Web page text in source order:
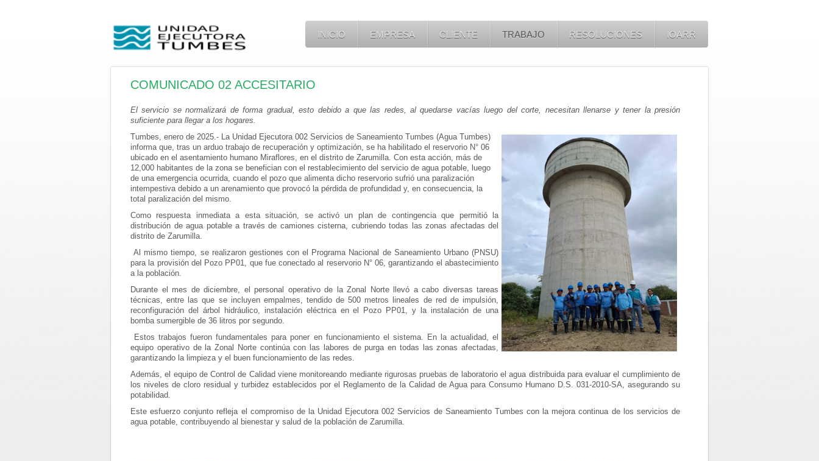
INICIO EMPRESA CLIENTE TRABAJO RESOLUCIONES IOARR
COMUNICADO 02 ACCESITARIO
El servicio se normalizará de forma gradual, esto debido a que las redes, al quedarse vacías luego del corte, necesitan llenarse y tener la presión
suficiente para llegar a los hogares.
Tumbes, enero de 2025.- La Unidad Ejecutora 002 Servicios de Saneamiento Tumbes (Agua Tumbes)
informa que, tras un arduo trabajo de recuperación y optimización, se ha habilitado el reservorio N° 06
ubicado en el asentamiento humano Miraflores, en el distrito de Zarumilla. Con esta acción, más de
12,000 habitantes de la zona se benefician con el restablecimiento del servicio de agua potable, luego
de una emergencia ocurrida, cuando el pozo que alimenta dicho reservorio sufrió una paralización
intempestiva debido a un arenamiento que provocó la pérdida de profundidad y, en consecuencia, la
total paralización del mismo.
Como respuesta inmediata a esta situación, se activó un plan de contingencia que permitió la
distribución de agua potable a través de camiones cisterna, cubriendo todas las zonas afectadas del
distrito de Zarumilla.
Al mismo tiempo, se realizaron gestiones con el Programa Nacional de Saneamiento Urbano (PNSU)
para la provisión del Pozo PP01, que fue conectado al reservorio N° 06, garantizando el abastecimiento
a la población.
Durante el mes de diciembre, el personal operativo de la Zonal Norte llevó a cabo diversas tareas
técnicas, entre las que se incluyen empalmes, tendido de 500 metros lineales de red de impulsión,
reconfiguración del árbol hidráulico, instalación eléctrica en el Pozo PP01, y la instalación de una
bomba sumergible de 36 litros por segundo.
Estos trabajos fueron fundamentales para poner en funcionamiento el sistema. En la actualidad, el
equipo operativo de la Zonal Norte continúa con las labores de purga en todas las zonas afectadas,
garantizando la limpieza y el buen funcionamiento de las redes.
Además, el equipo de Control de Calidad viene monitoreando mediante rigurosas pruebas de laboratorio el agua distribuida para evaluar el cumplimiento de
los niveles de cloro residual y turbidez establecidos por el Reglamento de la Calidad de Agua para Consumo Humano D.S. 031-2010-SA, asegurando su
potabilidad.
Este esfuerzo conjunto refleja el compromiso de la Unidad Ejecutora 002 Servicios de Saneamiento Tumbes con la mejora continua de los servicios de
agua potable, contribuyendo al bienestar y salud de la población de Zarumilla.